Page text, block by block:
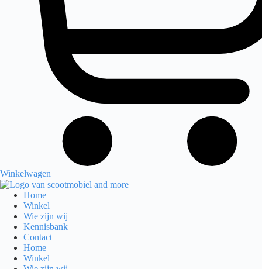
Winkelwagen
Home
Winkel
Wie zijn wij
Kennisbank
Contact
Home
Winkel